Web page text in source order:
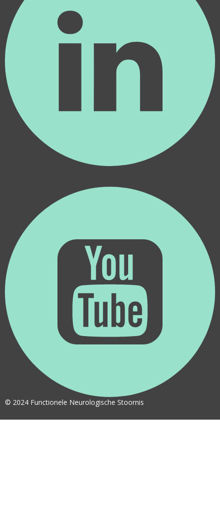
© 2024 Functionele Neurologische Stoornis